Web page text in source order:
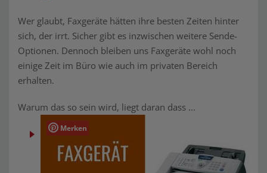
Wer glaubt, Faxgeräte hätten ihre besten Zeiten hinter
sich, der irrt. Sicher gibt es inzwischen weitere Sende-
Optionen. Dennoch bleiben uns Faxgeräte wohl noch
einige Zeit im Büro wie auch im privaten Bereich
erhalten.
Warum das so sein wird, liegt daran dass ...
Merken